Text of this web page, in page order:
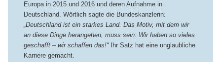
Europa in 2015 und 2016 und deren Aufnahme in
Deutschland. Wörtlich sagte die Bundeskanzlerin:
„Deutschland ist ein starkes Land. Das Motiv, mit dem wir
an diese Dinge herangehen, muss sein: Wir haben so vieles
geschafft – wir schaffen das!“Ihr Satz hat eine unglaubliche
Karriere gemacht.